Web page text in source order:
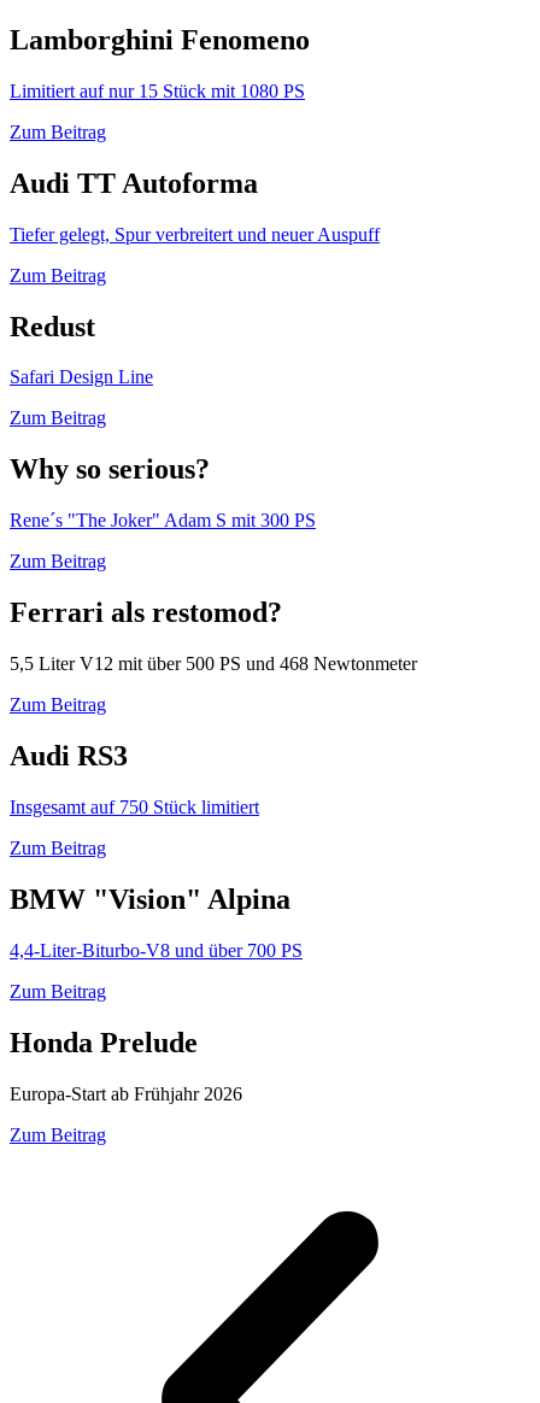
Lamborghini Fenomeno
Limitiert auf nur 15 Stück mit 1080 PS
Zum Beitrag
Audi TT Autoforma
Tiefer gelegt, Spur verbreitert und neuer Auspuff
Zum Beitrag
Redust
Safari Design Line
Zum Beitrag
Why so serious?
Rene´s "The Joker" Adam S mit 300 PS
Zum Beitrag
Ferrari als restomod?
5,5 Liter V12 mit über 500 PS und 468 Newtonmeter
Zum Beitrag
Audi RS3
Insgesamt auf 750 Stück limitiert
Zum Beitrag
BMW "Vision" Alpina
4,4-Liter-Biturbo-V8 und über 700 PS
Zum Beitrag
Honda Prelude
Europa-Start ab Frühjahr 2026
Zum Beitrag